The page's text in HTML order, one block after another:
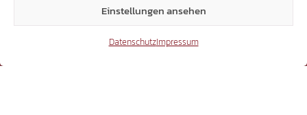
Einstellungen ansehen
DatenschutzImpressum